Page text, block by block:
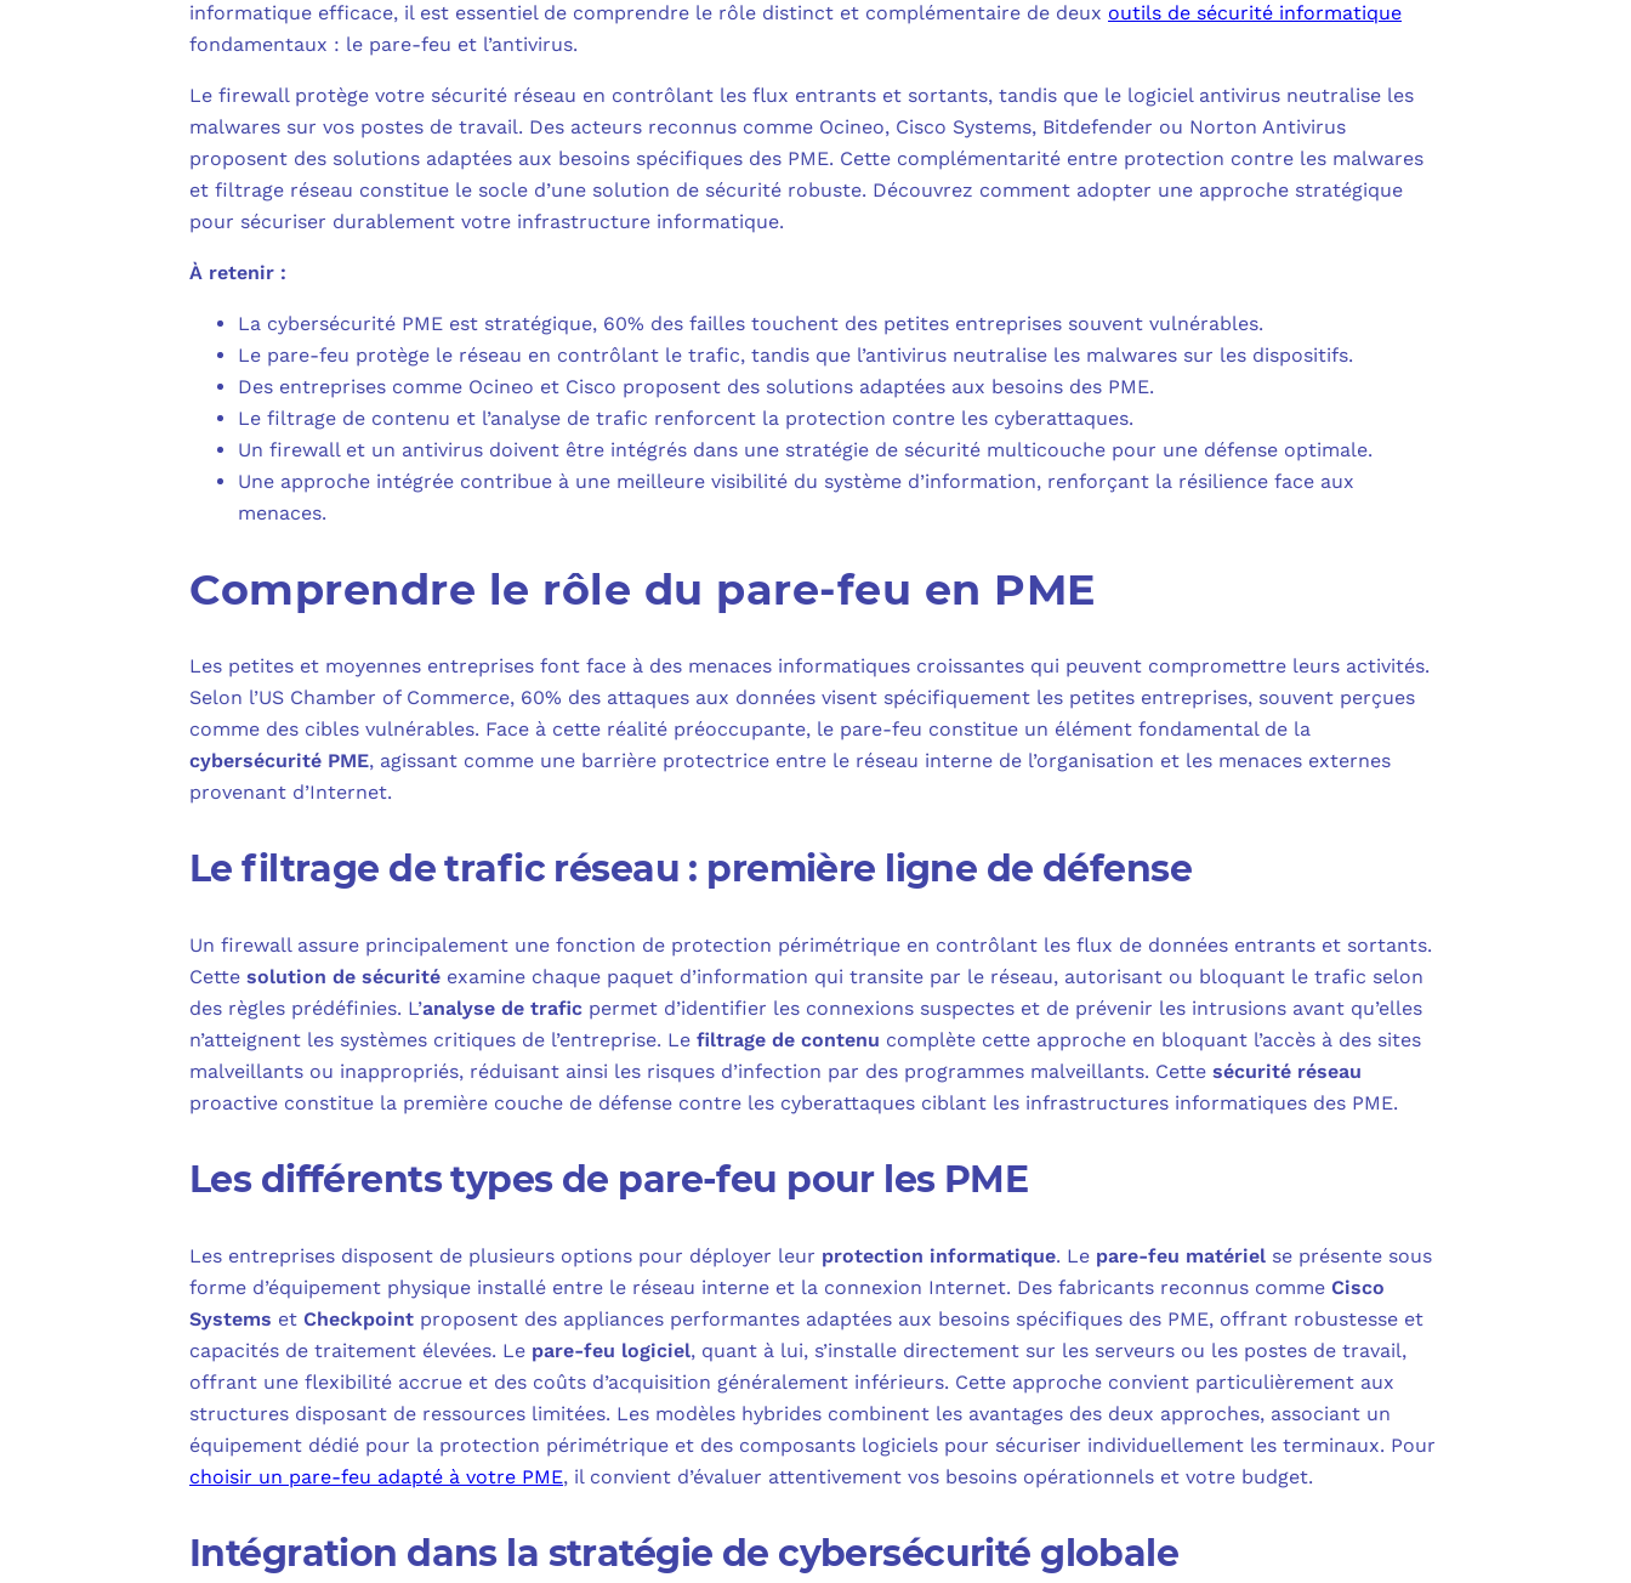
informatique efficace, il est essentiel de comprendre le rôle distinct et complémentaire de deux outils de sécurité informatique
fondamentaux : le pare-feu et l’antivirus.
Le firewall protège votre sécurité réseau en contrôlant les flux entrants et sortants, tandis que le logiciel antivirus neutralise les
malwares sur vos postes de travail. Des acteurs reconnus comme Ocineo, Cisco Systems, Bitdefender ou Norton Antivirus
proposent des solutions adaptées aux besoins spécifiques des PME. Cette complémentarité entre protection contre les malwares
et filtrage réseau constitue le socle d’une solution de sécurité robuste. Découvrez comment adopter une approche stratégique
pour sécuriser durablement votre infrastructure informatique.
À retenir :
La cybersécurité PME est stratégique, 60% des failles touchent des petites entreprises souvent vulnérables.
Le pare-feu protège le réseau en contrôlant le trafic, tandis que l’antivirus neutralise les malwares sur les dispositifs.
Des entreprises comme Ocineo et Cisco proposent des solutions adaptées aux besoins des PME.
Le filtrage de contenu et l’analyse de trafic renforcent la protection contre les cyberattaques.
Un firewall et un antivirus doivent être intégrés dans une stratégie de sécurité multicouche pour une défense optimale.
Une approche intégrée contribue à une meilleure visibilité du système d’information, renforçant la résilience face aux
menaces.
Comprendre le rôle du pare-feu en PME
Les petites et moyennes entreprises font face à des menaces informatiques croissantes qui peuvent compromettre leurs activités.
Selon l’US Chamber of Commerce, 60% des attaques aux données visent spécifiquement les petites entreprises, souvent perçues
comme des cibles vulnérables. Face à cette réalité préoccupante, le pare-feu constitue un élément fondamental de la
cybersécurité PME, agissant comme une barrière protectrice entre le réseau interne de l’organisation et les menaces externes
provenant d’Internet.
Le filtrage de trafic réseau : première ligne de défense
Un firewall assure principalement une fonction de protection périmétrique en contrôlant les flux de données entrants et sortants.
Cette solution de sécurité examine chaque paquet d’information qui transite par le réseau, autorisant ou bloquant le trafic selon
des règles prédéfinies. L’analyse de trafic permet d’identifier les connexions suspectes et de prévenir les intrusions avant qu’elles
n’atteignent les systèmes critiques de l’entreprise. Le filtrage de contenu complète cette approche en bloquant l’accès à des sites
malveillants ou inappropriés, réduisant ainsi les risques d’infection par des programmes malveillants. Cette sécurité réseau
proactive constitue la première couche de défense contre les cyberattaques ciblant les infrastructures informatiques des PME.
Les différents types de pare-feu pour les PME
Les entreprises disposent de plusieurs options pour déployer leur protection informatique. Le pare-feu matériel se présente sous
forme d’équipement physique installé entre le réseau interne et la connexion Internet. Des fabricants reconnus comme Cisco
Systems et Checkpoint proposent des appliances performantes adaptées aux besoins spécifiques des PME, offrant robustesse et
capacités de traitement élevées. Le pare-feu logiciel, quant à lui, s’installe directement sur les serveurs ou les postes de travail,
offrant une flexibilité accrue et des coûts d’acquisition généralement inférieurs. Cette approche convient particulièrement aux
structures disposant de ressources limitées. Les modèles hybrides combinent les avantages des deux approches, associant un
équipement dédié pour la protection périmétrique et des composants logiciels pour sécuriser individuellement les terminaux. Pour
choisir un pare-feu adapté à votre PME, il convient d’évaluer attentivement vos besoins opérationnels et votre budget.
Intégration dans la stratégie de cybersécurité globale
MICROSOFT ENTRA ID
AUTHENTIFICATION MULTI-FACTEURS (MFA)
MICROSOFT COPILOT
COPILOT STUDIO
FAQ : TOUT SAVOIR SUR MICROSOFT 365 ET SES LICENCES
ADSL, SDSL, FIBRE POUR PROFESSIONNELS
LE CLOUD SUR MESURE
SAUVEGARDE EN LIGNE
NOS CLIENTS